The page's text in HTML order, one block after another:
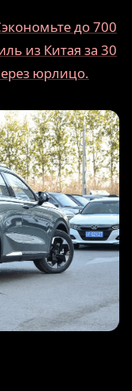
до 700
из Китая за 30
юрлицо.